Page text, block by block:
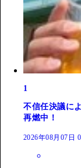
1
不信任決議に
再燃中！
2026年08月07日